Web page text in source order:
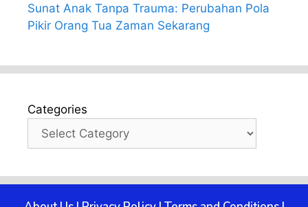
Sunat Anak Tanpa Trauma: Perubahan Pola
Pikir Orang Tua Zaman Sekarang
Categories